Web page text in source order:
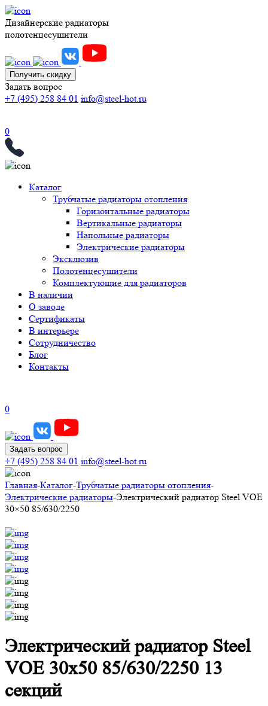
Дизайнерские радиаторы
полотенцесушители
Получить скидку
Задать вопрос
+7 (495) 258 84 01 info@steel-hot.ru
0
Каталог
Трубчатые радиаторы отопления
Горизонтальные радиаторы
Вертикальные радиаторы
Напольные радиаторы
Электрические радиаторы
Эксклюзив
Полотенцесушители
Комплектующие для радиаторов
В наличии
О заводе
Сертификаты
В интерьере
Сотрудничество
Блог
Контакты
0
Задать вопрос
+7 (495) 258 84 01 info@steel-hot.ru
Главная-Каталог-Трубчатые радиаторы отопления-
Электрические радиаторы-Электрический радиатор Steel VOE
30×50 85/630/2250
Электрический радиатор Steel
VOE 30x50 85/630/2250 13
секций